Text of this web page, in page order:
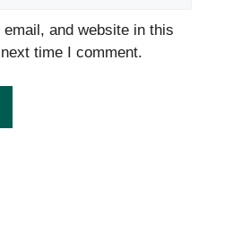
and website in this
time I comment.